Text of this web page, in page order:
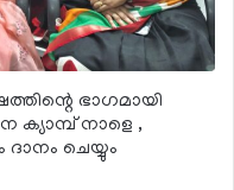
ഭാഗമായി
ക്യാമ്പ് നാളെ ,
ചെയ്യും